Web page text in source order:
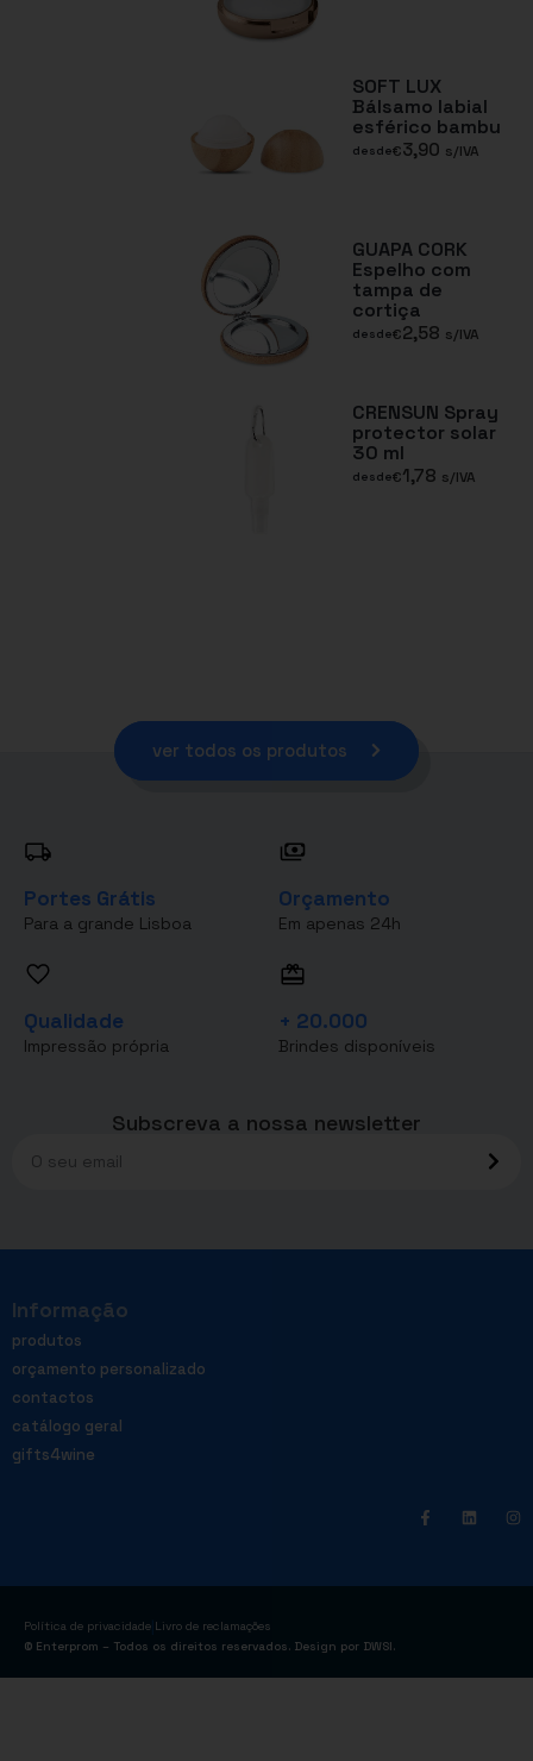
SOFT LUX
Bálsamo labial
esférico bambu
desde€3,90 s/IVA
GUAPA CORK
Espelho com
tampa de
cortiça
desde€2,58 s/IVA
CRENSUN Spray
protector solar
30 ml
desde€1,78 s/IVA
ver todos os produtos
Portes Grátis
Para a grande Lisboa
Orçamento
Em apenas 24h
Qualidade
Impressão própria
+ 20.000
Brindes disponíveis
Subscreva a nossa newsletter
Informação
produtos
orçamento personalizado
contactos
catálogo geral
gifts4wine
Política de privacidade Livro de reclamações
© Enterprom – Todos os direitos reservados. Design por DWSI.